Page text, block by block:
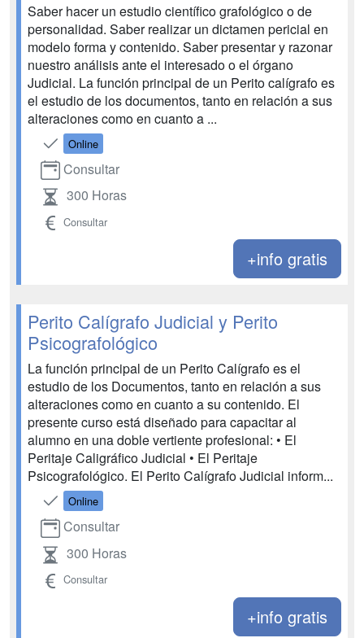
Saber hacer un estudio científico grafológico o de
personalidad. Saber realizar un dictamen pericial en
modelo forma y contenido. Saber presentar y razonar
nuestro análisis ante el interesado o el órgano
Judicial. La función principal de un Perito calígrafo es
el estudio de los documentos, tanto en relación a sus
alteraciones como en cuanto a ...
Online
Consultar
300 Horas
Consultar
+info gratis
Perito Calígrafo Judicial y Perito
Psicografológico
La función principal de un Perito Calígrafo es el
estudio de los Documentos, tanto en relación a sus
alteraciones como en cuanto a su contenido. El
presente curso está diseñado para capacitar al
alumno en una doble vertiente profesional: • El
Peritaje Caligráfico Judicial • El Peritaje
Psicografológico. El Perito Calígrafo Judicial inform...
Online
Consultar
300 Horas
Consultar
+info gratis